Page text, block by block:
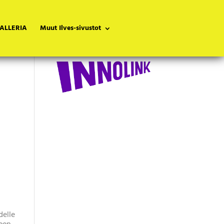
Muut Ilves-sivustot
Kummiyritys: Jonna